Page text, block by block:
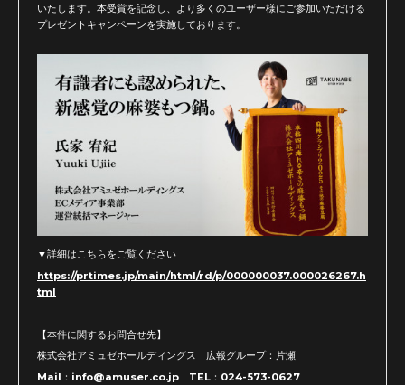
いたします。本受賞を記念し、より多くのユーザー様にご参加いただける
プレゼントキャンペーンを実施しております。
▼詳細はこちらをご覧ください
https://prtimes.jp/main/html/rd/p/000000037.000026267.h
tml
【本件に関するお問合せ先】
株式会社アミュゼホールディングス 広報グループ：片瀬
Mail：info@amuser.co.jp TEL：024-573-0627